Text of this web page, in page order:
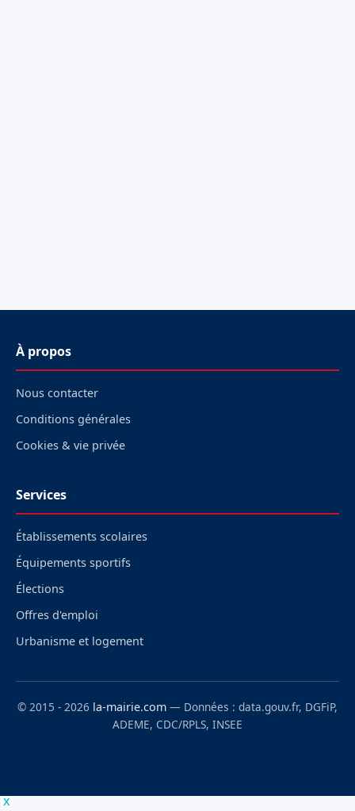
À propos
Nous contacter
Conditions générales
Cookies & vie privée
Services
Établissements scolaires
Équipements sportifs
Élections
Offres d'emploi
Urbanisme et logement
© 2015 - 2026 la-mairie.com — Données : data.gouv.fr, DGFiP,
ADEME, CDC/RPLS, INSEE
x